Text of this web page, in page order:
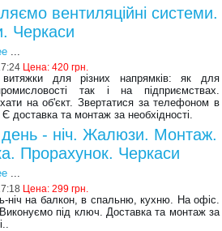
вентиляційні системи.
Черкаси
...
Цена: 420 грн.
витяжки для різних напрямків: як для
так і на підприємствах.
на об'єкт. Звертатися за телефоном в
доставка та монтаж за необхідності.
- ніч. Жалюзи. Монтаж.
Прорахунок. Черкаси
...
Цена: 299 грн.
ніч на балкон, в спальню, кухню. На офіс.
під ключ. Доставка та монтаж за